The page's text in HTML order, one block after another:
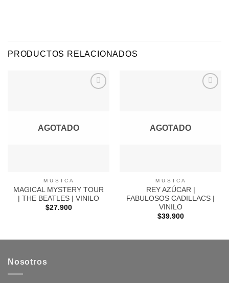
PRODUCTOS RELACIONADOS
AGOTADO
M U S I C A
MAGICAL MYSTERY TOUR
| THE BEATLES | VINILO
$27.900
AGOTADO
M U S I C A
REY AZÚCAR |
FABULOSOS CADILLACS |
VINILO
$39.900
Nosotros